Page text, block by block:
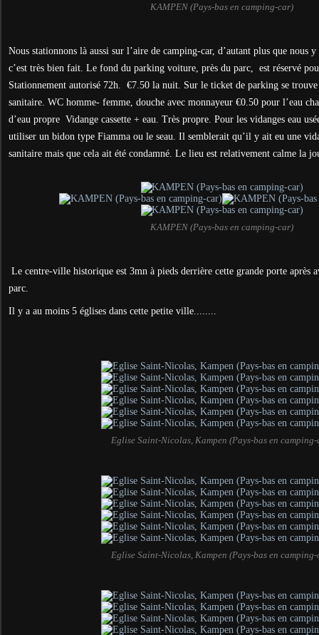
KAMPEN (Pays-bas en camping-car)
Nous stationnons là aussi sur l’aire de camping-car, d’autant plus que nous
c’est très bien fait. Le fond du parking voiture, près du parc, est réservé
Stationnement autorisé 72h. €7.50 la nuit. Sur le ticket de parking se trouve
sanitaire. WC homme- femme, douche avec monnayeur €0.50 pour l’eau
d’eau propre Vidange cassette + eau. Très propre. Pour les vidanges eau
utiliser un bidon type Fiamma ou le seau. Il semblerait qu’il y ait eu une
sanitaire mais que cela ait été condamné. Le lieu est relativement calme la
KAMPEN (Pays-bas en camping-car)
Le centre-ville historique est 3mn à pieds derrière cette grande porte après
parc.
Il y a au moins 5 églises dans cette petite ville........
Eglise Saint-Nicolas, Kampen (Pays-bas en
Eglise Saint-Nicolas, Kampen (Pays-bas en